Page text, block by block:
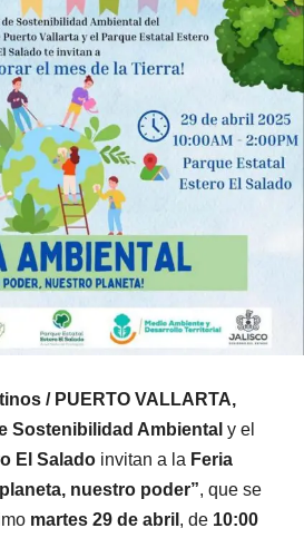
/ PUERTO VALLARTA,
Sostenibilidad Ambiental y el
El Salado invitan a la Feria
nuestro poder”, que se
martes 29 de abril , de 10:00